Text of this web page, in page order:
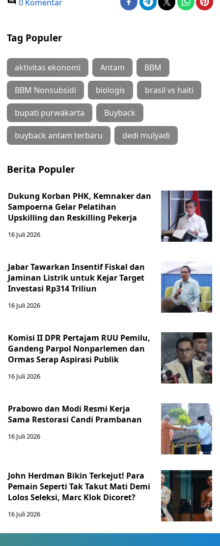
0 Komentar
Tag Populer
aktivitas ekonomi Antam BBM
BBM Nonsubsidi biologis brasil vs haiti
bupati purwakarta Buyback
buyback antam terbaru dedi mulyadi
Berita Populer
Dukung Korban PHK, Kemnaker dan
Sampoerna Gelar Pelatihan
Upskilling dan Reskilling Pekerja
16 Juli 2026
Jabar Tawarkan Insentif Fiskal dan
Jaminan Listrik untuk Kejar Target
Investasi Rp314 Triliun
16 Juli 2026
Komisi II DPR Pertajam RUU Pemilu,
Gandeng Parpol Nonparlemen dan
Ormas Serap Aspirasi Publik
16 Juli 2026
Prabowo dan Modi Resmi Kerja
Sama Restorasi Candi Prambanan
16 Juli 2026
John Herdman Bikin Terkejut! Para
Pemain Seperti Tak Takut Mati Demi
Lolos Seleksi, Marc Klok Dicoret?
16 Juli 2026